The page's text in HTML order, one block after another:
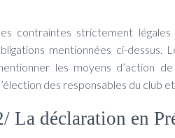
contraintes strictement
mentionnées ci-
les moyens d’action
des responsables du club
La déclaration en